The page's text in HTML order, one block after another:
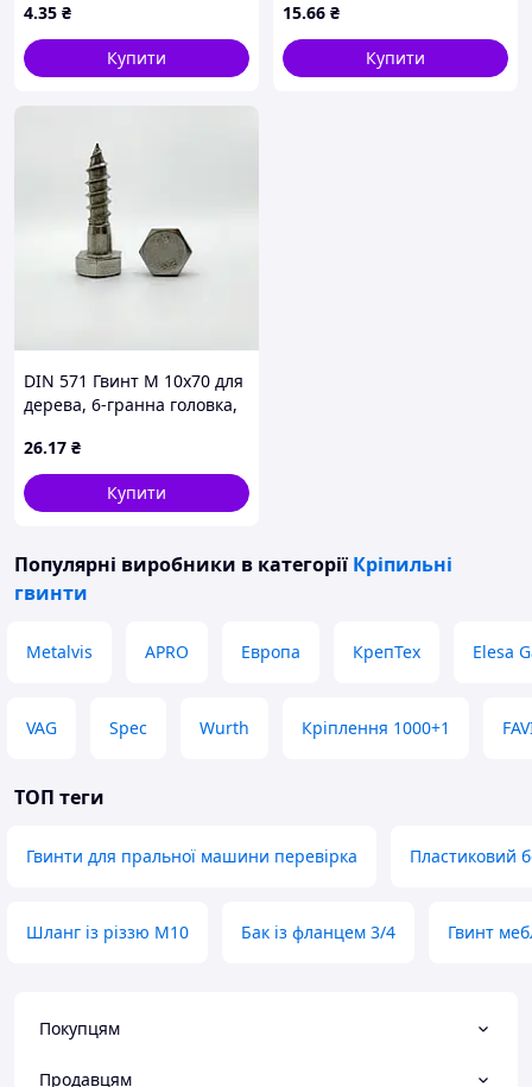
4.35 ₴
Купити
15.66 ₴
Купити
DIN 571 Гвинт М 10х70 для
дерева, 6-гранна головка,
26.17 ₴
Купити
Популярні виробники в категорії Кріпильні
гвинти
Metalvis APRO Европа КрепТех Elesa
VAG Spec Wurth Кріплення 1000+1
ТОП теги
Гвинти для пральної машини перевірка Пластиковий
Шланг із різзю M10 Бак із фланцем 3/4 Гвинт
Покупцям
Продавцям